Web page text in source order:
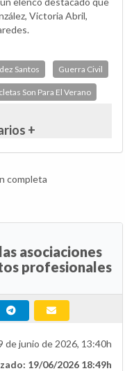
Victoria Abril,
Santos Guerra Civil
Son Para El Verano
+
completa
asociaciones
profesionales
de junio de 2026, 13:40h
19/06/2026 18:49h